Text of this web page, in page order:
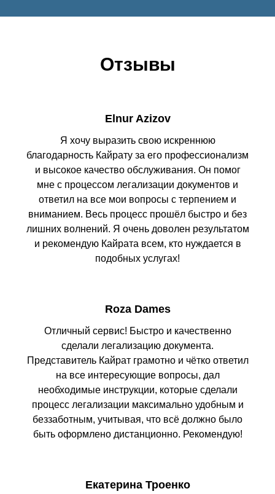
Отзывы
Elnur Azizov
Я хочу выразить свою искреннюю
благодарность Кайрату за его профессионализм
и высокое качество обслуживания. Он помог
мне с процессом легализации документов и
ответил на все мои вопросы с терпением и
вниманием. Весь процесс прошёл быстро и без
лишних волнений. Я очень доволен результатом
и рекомендую Кайрата всем, кто нуждается в
подобных услугах!
Roza Dames
Отличный сервис! Быстро и качественно
сделали легализацию документа.
Представитель Кайрат грамотно и чётко ответил
на все интересующие вопросы, дал
необходимые инструкции, которые сделали
процесс легализации максимально удобным и
беззаботным, учитывая, что всё должно было
быть оформлено дистанционно. Рекомендую!
Екатерина Троенко